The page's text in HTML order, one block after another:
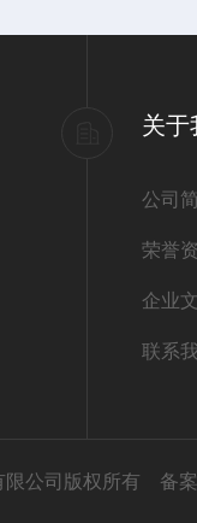
关于
公司
荣誉
企业
联系
限公司版权所有 备